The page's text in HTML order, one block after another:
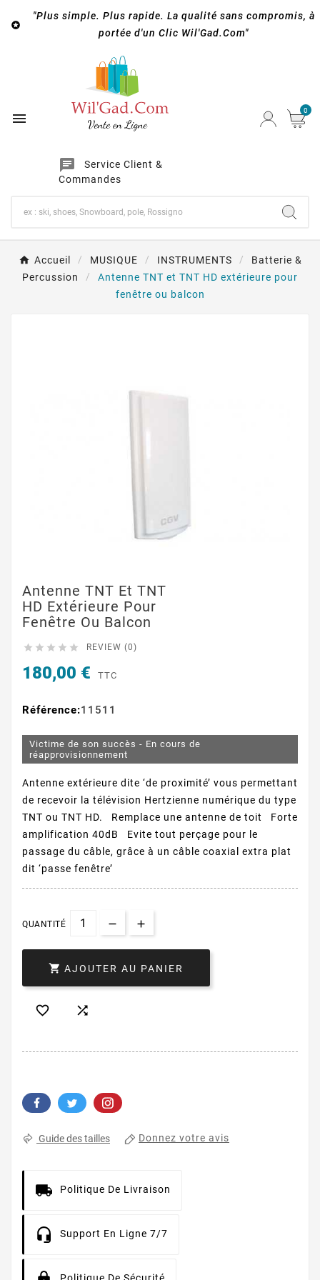

"Plus simple. Plus rapide. La qualité sans compromis, à
portée d'un Clic Wil'Gad.Com"

chat
Service Client &
Commandes
0
Accueil MUSIQUE INSTRUMENTS
Batterie &
Percussion
Antenne TNT et TNT HD extérieure pour
fenêtre ou balcon
Antenne TNT Et TNT
HD Extérieure Pour
Fenêtre Ou Balcon
     REVIEW (0)
180,00 € TTC
Référence:11511
Victime de son succès - En cours de
réapprovisionnement
Antenne extérieure dite ‘de proximité’ vous permettant
de recevoir la télévision Hertzienne numérique du type
TNT ou TNT HD. Remplace une antenne de toit Forte
amplification 40dB Evite tout perçage pour le
passage du câble, grâce à un câble coaxial extra plat
dit ‘passe fenêtre’
QUANTITÉ
 AJOUTER AU PANIER
 
Guide des tailles Donnez votre avis
Politique De Livraison
Support En Ligne 7/7